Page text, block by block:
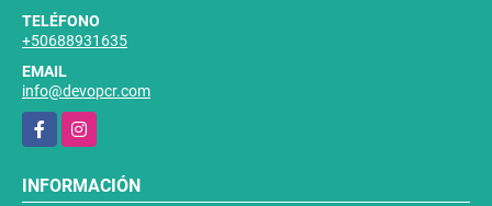
TELÉFONO
+50688931635
EMAIL
info@devopcr.com
FacebookInstagram
INFORMACIÓN